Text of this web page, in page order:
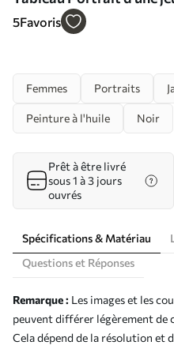
feuilles d'automne sur
5Favoris
Femmes Portraits
Peinture à l'huile Noir
Prêt à être livré
sous 1 à 3 jours
ouvrés
Spécifications & Matériau
Questions et Réponses
Remarque : Les images et les
peuvent différer légèrement de
Cela dépend de la résolution et